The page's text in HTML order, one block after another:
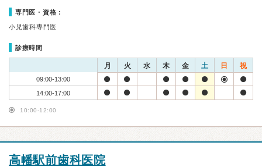
専門医・資格：
小児歯科専門医
診療時間
月 火 水 木 金 土 日 祝
09:00-13:00
14:00-17:00
10:00-12:00
高幡駅前歯科医院